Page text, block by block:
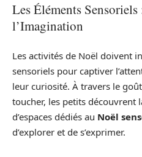
Les Éléments
l’Imagination
Les activités de Noël doivent
sensoriels pour captiver
leur curiosité. À travers le
toucher, les petits découvrent
d’espaces dédiés au Noël
d’explorer et de s’exprimer.